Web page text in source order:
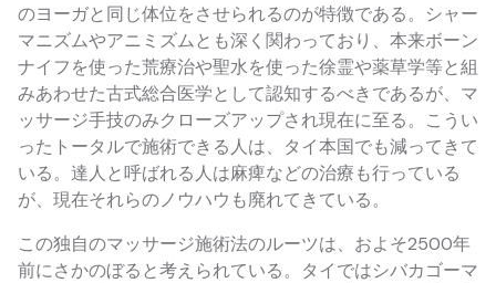
のヨーガと同じ体位をさせられるのが特徴である。シャー
マニズムやアニミズムとも深く関わっており、本来ボーン
ナイフを使った荒療治や聖水を使った徐霊や薬草学等と組
みあわせた古式総合医学として認知するべきであるが、マ
ッサージ手技のみクローズアップされ現在に至る。こうい
ったトータルで施術できる人は、タイ本国でも減ってきて
いる。達人と呼ばれる人は麻痺などの治療も行っている
が、現在それらのノウハウも廃れてきている。
この独自のマッサージ施術法のルーツは、およそ2500年
前にさかのぼると考えられている。タイではシバカゴーマ